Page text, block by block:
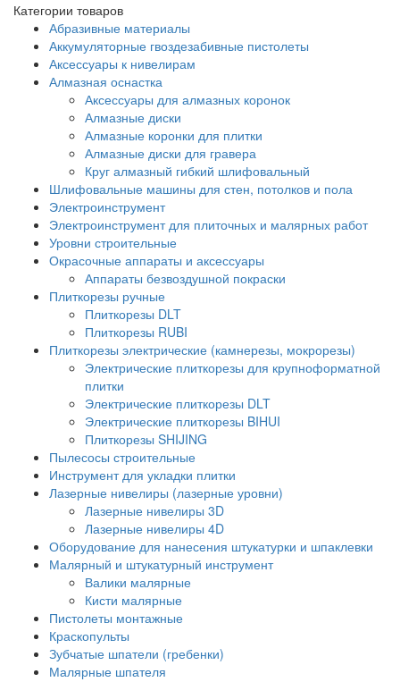
Категории товаров
Абразивные материалы
Аккумуляторные гвоздезабивные пистолеты
Аксессуары к нивелирам
Алмазная оснастка
Аксессуары для алмазных коронок
Алмазные диски
Алмазные коронки для плитки
Алмазные диски для гравера
Круг алмазный гибкий шлифовальный
Шлифовальные машины для стен, потолков и пола
Электроинструмент
Электроинструмент для плиточных и малярных работ
Уровни строительные
Окрасочные аппараты и аксессуары
Аппараты безвоздушной покраски
Плиткорезы ручные
Плиткорезы DLT
Плиткорезы RUBI
Плиткорезы электрические (камнерезы, мокрорезы)
Электрические плиткорезы для крупноформатной
плитки
Электрические плиткорезы DLT
Электрические плиткорезы BIHUI
Плиткорезы SHIJING
Пылесосы строительные
Инструмент для укладки плитки
Лазерные нивелиры (лазерные уровни)
Лазерные нивелиры 3D
Лазерные нивелиры 4D
Оборудование для нанесения штукатурки и шпаклевки
Малярный и штукатурный инструмент
Валики малярные
Кисти малярные
Пистолеты монтажные
Краскопульты
Зубчатые шпатели (гребенки)
Малярные шпателя